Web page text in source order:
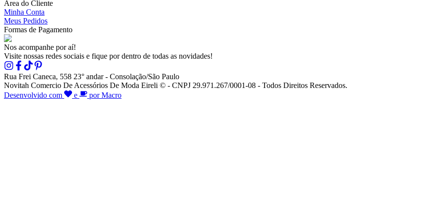
Área do Cliente
Minha Conta
Meus Pedidos
Formas de Pagamento
Nos acompanhe por aí!
Visite nossas redes sociais e fique por dentro de todas as novidades!
Rua Frei Caneca, 558 23° andar - Consolação/São Paulo
Novitah Comercio De Acessórios De Moda Eireli © - CNPJ 29.971.267/0001-08 - Todos Direitos Reservados.
Desenvolvido com
e por Macro